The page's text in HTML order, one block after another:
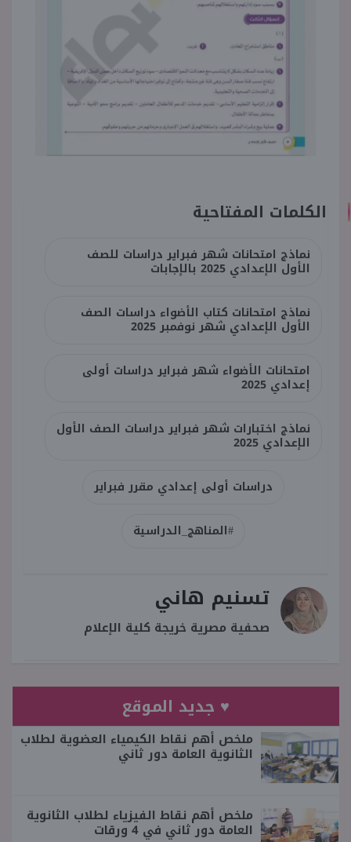
الكلمات المفتاحية
نماذج امتحانات شهر فبراير دراسات للصف
الأول الإعدادي 2025 بالإجابات
نماذج امتحانات كتاب الأضواء دراسات الصف
الأول الإعدادي شهر نوفمبر 2025
امتحانات الأضواء شهر فبراير دراسات أولى
إعدادي 2025
نماذج اختبارات شهر فبراير دراسات الصف الأول
الإعدادي 2025
دراسات أولى إعدادي مقرر فبراير
#المناهج_الدراسية
تسنيم هاني
صحفية مصرية خريجة كلية الإعلام
♥ جديد الموقع
ملخص أهم نقاط الكيمياء العضوية لطلاب
الثانوية العامة دور ثاني
ملخص أهم نقاط الفيزياء لطلاب الثانوية
العامة دور ثاني في 4 ورقات